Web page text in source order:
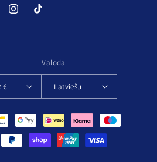
InstagramTikTok
Latvija | EUR €
Valoda
Latviešu